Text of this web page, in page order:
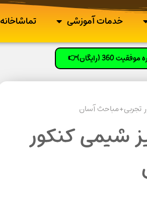
خدمات آموزشی تماشاخانه
360 (رایگان)👉
آسان
شیمی کنکور